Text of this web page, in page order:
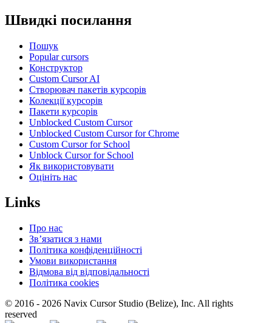
Швидкі посилання
Пошук
Popular cursors
Конструктор
Custom Cursor AI
Створювач пакетів курсорів
Колекції курсорів
Пакети курсорів
Unblocked Custom Cursor
Unblocked Custom Cursor for Chrome
Custom Cursor for School
Unblock Cursor for School
Як використовувати
Оцініть нас
Links
Про нас
Зв’язатися з нами
Політика конфіденційності
Умови використання
Відмова від відповідальності
Політика cookies
© 2016 - 2026 Navix Cursor Studio (Belize), Inc. All rights
reserved